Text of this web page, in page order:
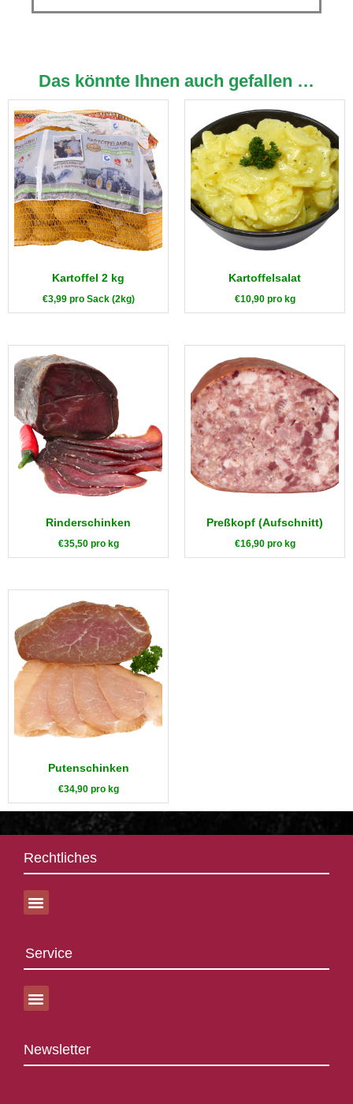
Das könnte Ihnen auch gefallen …
Kartoffel 2 kg
€3,99 pro Sack (2kg)
Kartoffelsalat
€10,90pro kg
Rinderschinken
€35,50pro kg
Preßkopf (Aufschnitt)
€16,90pro kg
Putenschinken
€34,90pro kg
Rechtliches
Service
Newsletter